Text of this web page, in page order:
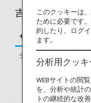
吉祥航空（HO
サービス
チェックイン
ン
発
で
このクッキーは
ために必要です
約したり、ログ
ます。
分析用クッキ
WEBサイトの閲
を、分析や統計
トの継続的な改